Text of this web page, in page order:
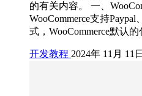
的有关内容。 一、
WooCommerce支持
式，WooCommerce默认
开发教程 2024年 11月 11日